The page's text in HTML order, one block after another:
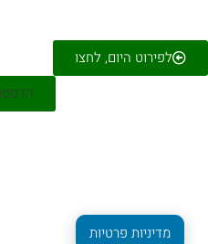
לפירוט היום, לחצו
הדפסת
מדיניות פרטיות